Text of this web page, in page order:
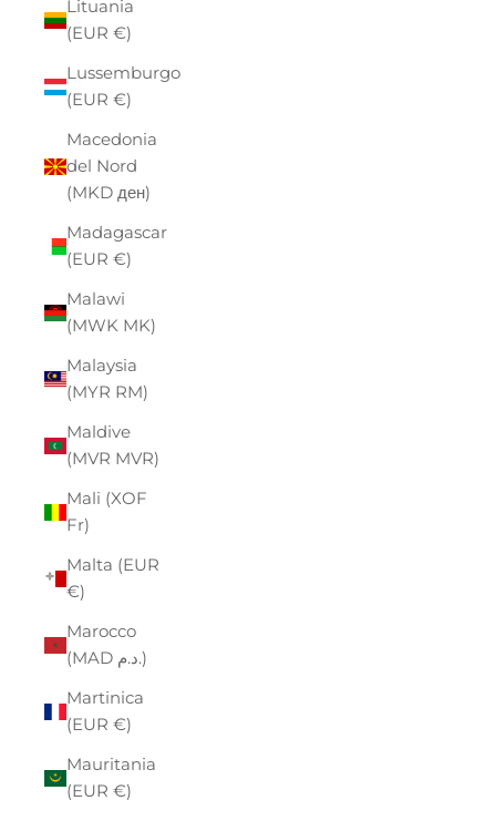
Lituania
(EUR €)
Lussemburgo
(EUR €)
Macedonia
del Nord
(MKD ден)
Madagascar
(EUR €)
Malawi
(MWK MK)
Malaysia
(MYR RM)
Maldive
(MVR MVR)
Mali (XOF
Fr)
Malta (EUR
€)
Marocco
(MAD د.م.)
Martinica
(EUR €)
Mauritania
(EUR €)